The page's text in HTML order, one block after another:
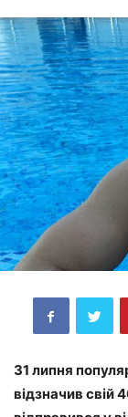
31 липня
відзначив свій